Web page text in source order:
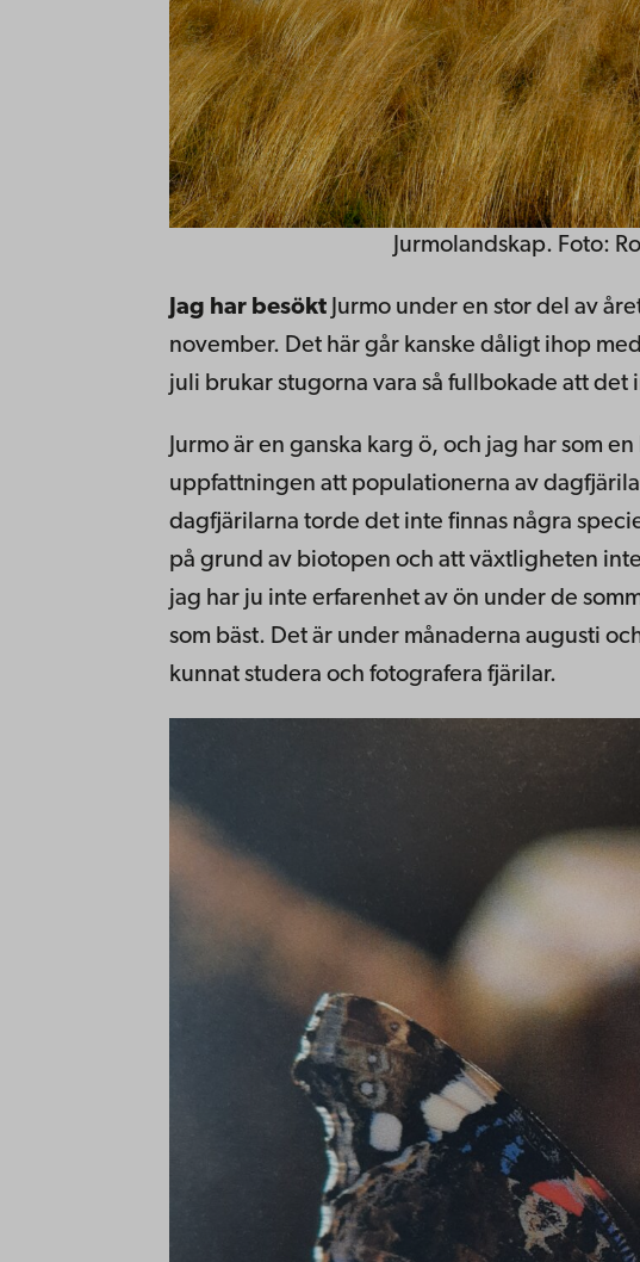
Jurmolandskap. Foto:
Jag har besöktJurmo under en stor del av
november. Det här går kanske dåligt ihop
juli brukar stugorna vara så fullbokade att det
Jurmo är en ganska karg ö, och jag har som
uppfattningen att populationerna av
dagfjärilarna torde det inte finnas några
på grund av biotopen och att växtligheten
jag har ju inte erfarenhet av ön under de
som bäst. Det är under månaderna augusti
kunnat studera och fotografera fjärilar.